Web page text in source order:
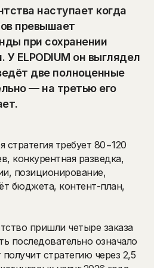
наступает когда
превышает
при сохранении
У ELPODIUM он выглядел
две полноценные
— на третью его
стратегия требует 80−120
конкурентная разведка,
позиционирование,
бюджета, контент-план,
пришли четыре заказа
последовательно означало
стратегию через 2,5